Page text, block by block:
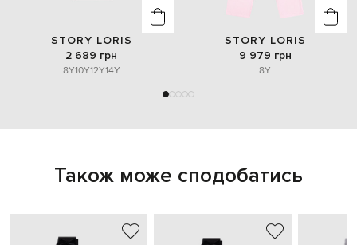
STORY LORIS
2 689 грн
8Y10Y12Y14Y
STORY LORIS
9 979 грн
8Y
Також може сподобатись